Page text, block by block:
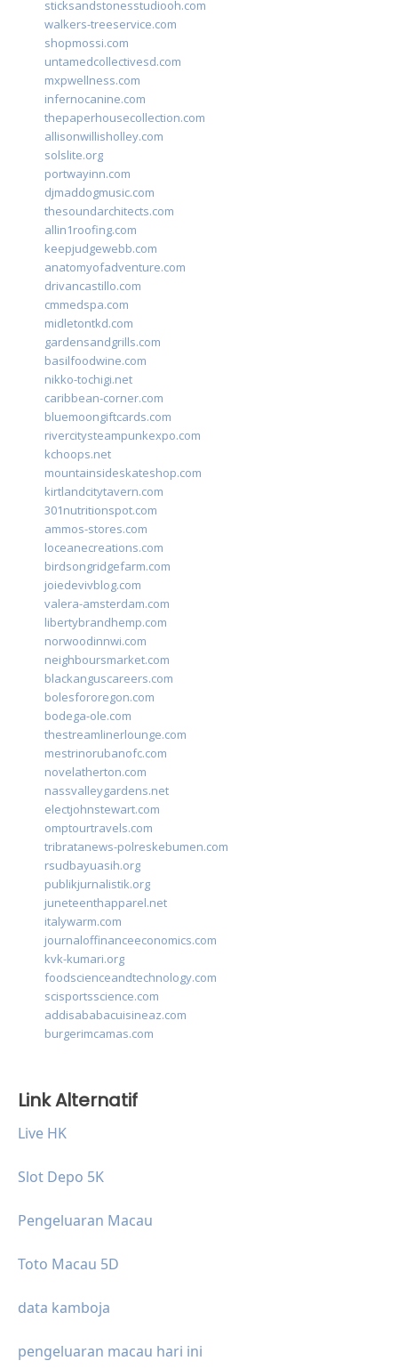
sticksandstonesstudiooh.com
walkers-treeservice.com
shopmossi.com
untamedcollectivesd.com
mxpwellness.com
infernocanine.com
thepaperhousecollection.com
allisonwillisholley.com
solslite.org
portwayinn.com
djmaddogmusic.com
thesoundarchitects.com
allin1roofing.com
keepjudgewebb.com
anatomyofadventure.com
drivancastillo.com
cmmedspa.com
midletontkd.com
gardensandgrills.com
basilfoodwine.com
nikko-tochigi.net
caribbean-corner.com
bluemoongiftcards.com
rivercitysteampunkexpo.com
kchoops.net
mountainsideskateshop.com
kirtlandcitytavern.com
301nutritionspot.com
ammos-stores.com
loceanecreations.com
birdsongridgefarm.com
joiedevivblog.com
valera-amsterdam.com
libertybrandhemp.com
norwoodinnwi.com
neighboursmarket.com
blackanguscareers.com
bolesfororegon.com
bodega-ole.com
thestreamlinerlounge.com
mestrinorubanofc.com
novelatherton.com
nassvalleygardens.net
electjohnstewart.com
omptourtravels.com
tribratanews-polreskebumen.com
rsudbayuasih.org
publikjurnalistik.org
juneteenthapparel.net
italywarm.com
journaloffinanceeconomics.com
kvk-kumari.org
foodscienceandtechnology.com
scisportsscience.com
addisababacuisineaz.com
burgerimcamas.com
Link Alternatif
Live HK
Slot Depo 5K
Pengeluaran Macau
Toto Macau 5D
data kamboja
pengeluaran macau hari ini